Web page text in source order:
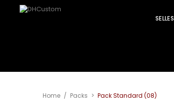
SELLES
Home / Packs > Pack Standard (08)